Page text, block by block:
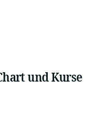
und Kurse